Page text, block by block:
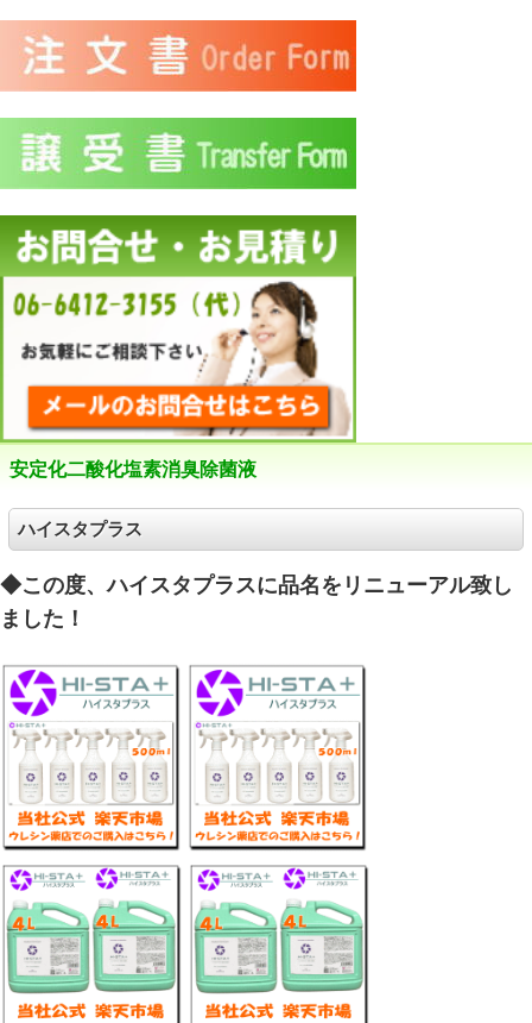
安定化二酸化塩素消臭除菌液
ハイスタプラス
◆この度、ハイスタプラスに品名をリニューアル致し
ました！